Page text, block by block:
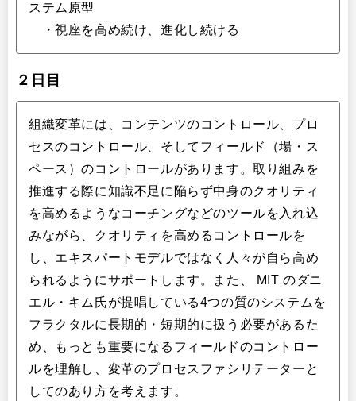
ステム原型
・視座を高め続け、進化し続ける
２日目
組織変革には、コンテンツのコントロール、プロ
セスのコントロール、そしてフィールド（場・ス
ペース）のコントロールがあります。取り組みを
推進する際に知識不足に陥らず中身のクオリティ
を高めるようなコーチングなどのツールを入れ込
みながら、クオリティを高めるコントロールを
し、エキスパートモデルではなく人々が自ら高め
られるようにサポートします。また、 MIT のダニ
エル・キム氏が提唱している4つの質のシステムを
フラクタルに長期的・短期的に扱う必要があるた
め、もっとも重要になるフィールドのコントロー
ルを理解し、変革のプロセスファシリテーターと
してのあり方を考えます。